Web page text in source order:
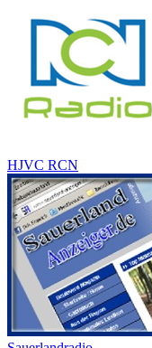
HJVC RCN